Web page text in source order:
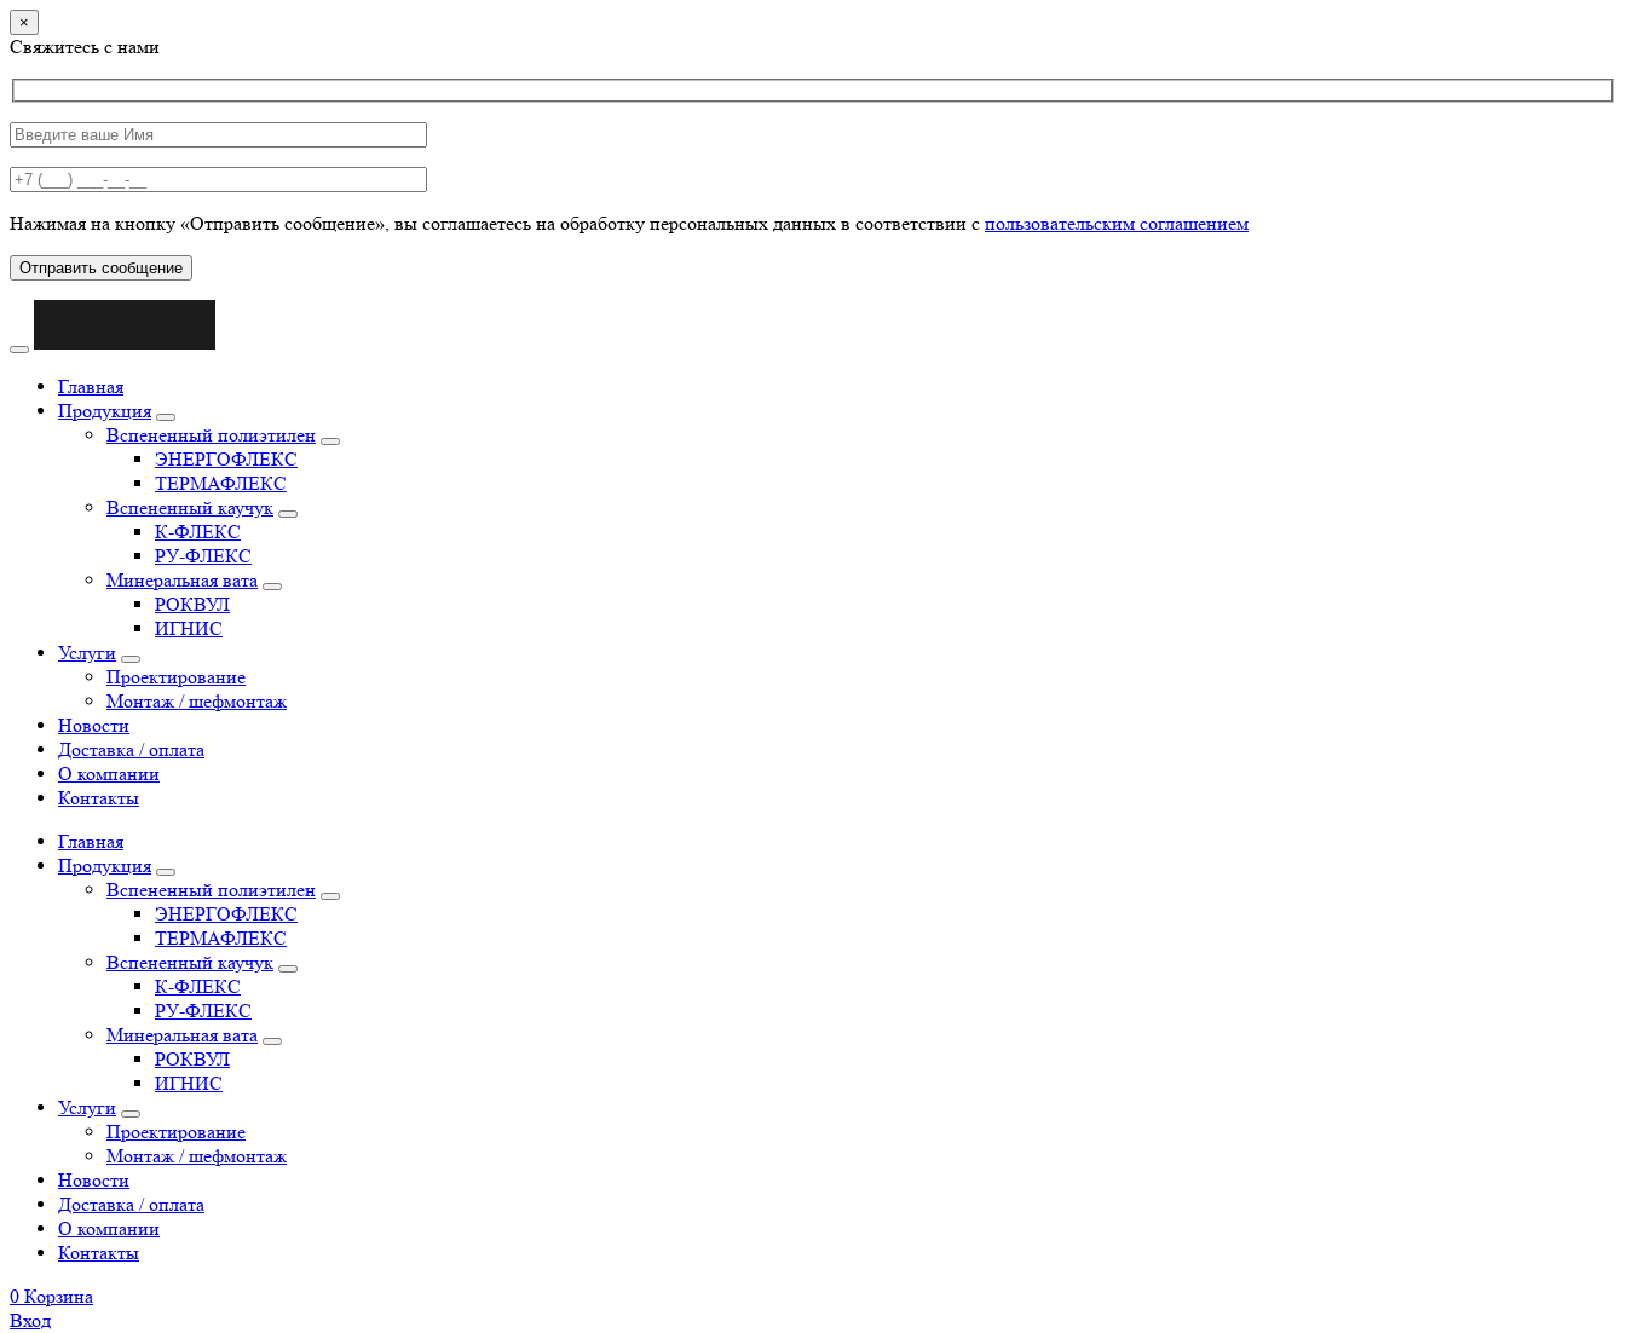
×
Свяжитесь с нами
Нажимая на кнопку «Отправить сообщение», вы соглашаетесь на обработку персональных данных в соответствии с пользовательским соглашением
Отправить сообщение
Главная
Продукция
Вспененный полиэтилен
ЭНЕРГОФЛЕКС
ТЕРМАФЛЕКС
Вспененный каучук
К-ФЛЕКС
РУ-ФЛЕКС
Минеральная вата
РОКВУЛ
ИГНИС
Услуги
Проектирование
Монтаж / шефмонтаж
Новости
Доставка / оплата
О компании
Контакты
Главная
Продукция
Вспененный полиэтилен
ЭНЕРГОФЛЕКС
ТЕРМАФЛЕКС
Вспененный каучук
К-ФЛЕКС
РУ-ФЛЕКС
Минеральная вата
РОКВУЛ
ИГНИС
Услуги
Проектирование
Монтаж / шефмонтаж
Новости
Доставка / оплата
О компании
Контакты
0 Корзина
Вход